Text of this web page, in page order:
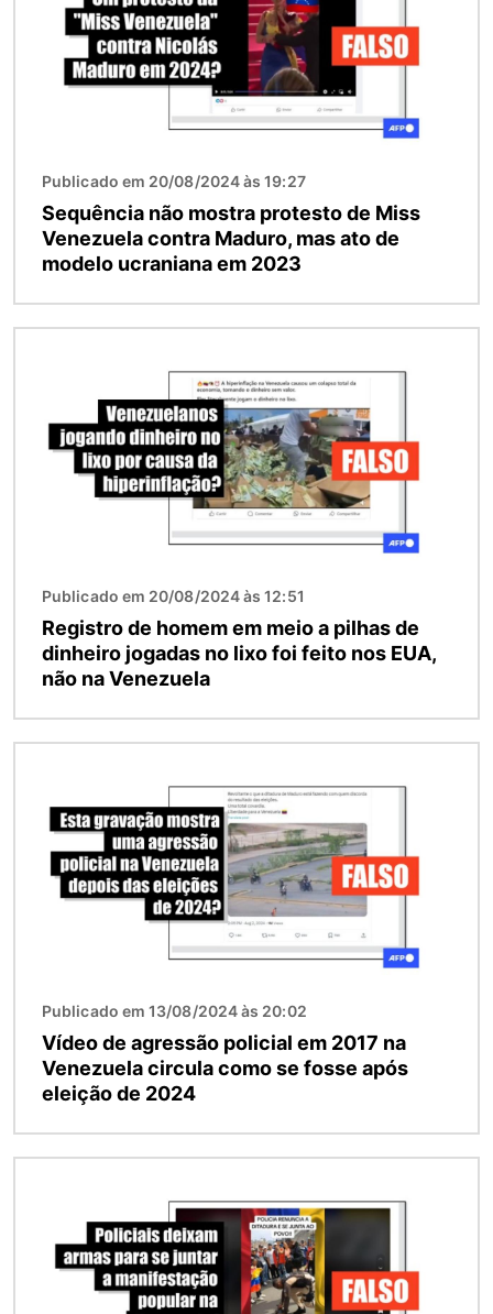
Publicado em 20/08/2024 às 19:27
Sequência não mostra protesto de Miss
Venezuela contra Maduro, mas ato de
modelo ucraniana em 2023
Publicado em 20/08/2024 às 12:51
Registro de homem em meio a pilhas de
dinheiro jogadas no lixo foi feito nos EUA,
não na Venezuela
Publicado em 13/08/2024 às 20:02
Vídeo de agressão policial em 2017 na
Venezuela circula como se fosse após
eleição de 2024